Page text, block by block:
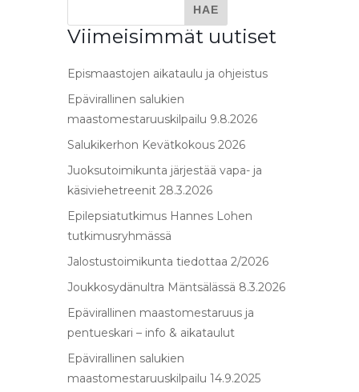
Viimeisimmät uutiset
Epismaastojen aikataulu ja ohjeistus
Epävirallinen salukien
maastomestaruuskilpailu 9.8.2026
Salukikerhon Kevätkokous 2026
Juoksutoimikunta järjestää vapa- ja
käsiviehetreenit 28.3.2026
Epilepsiatutkimus Hannes Lohen
tutkimusryhmässä
Jalostustoimikunta tiedottaa 2/2026
Joukkosydänultra Mäntsälässä 8.3.2026
Epävirallinen maastomestaruus ja
pentueskari – info & aikataulut
Epävirallinen salukien
maastomestaruuskilpailu 14.9.2025